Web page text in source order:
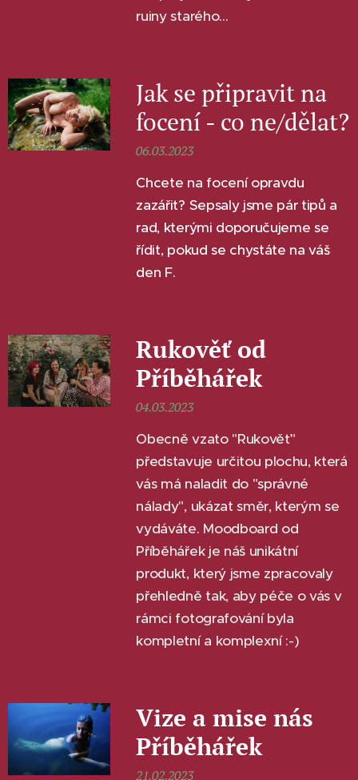
ruiny starého...
Jak se připravit na
focení - co ne/dělat?
06.03.2023
Chcete na focení opravdu
zazářit? Sepsaly jsme pár tipů a
rad, kterými doporučujeme se
řídit, pokud se chystáte na váš
den F.
Rukověť od
Příběhářek
04.03.2023
Obecně vzato "Rukověť"
představuje určitou plochu, která
vás má naladit do "správné
nálady", ukázat směr, kterým se
vydáváte. Moodboard od
Příběhářek je náš unikátní
produkt, který jsme zpracovaly
přehledně tak, aby péče o vás v
rámci fotografování byla
kompletní a komplexní :-)
Vize a mise nás
Příběhářek
21.02.2023